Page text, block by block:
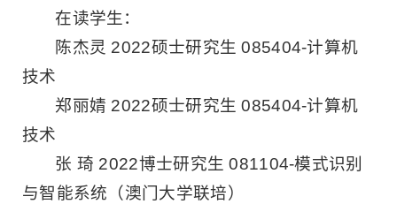
在读学生：
陈杰灵 2022硕士研究生 085404-计算机
技术
郑丽婧 2022硕士研究生 085404-计算机
技术
张 琦 2022博士研究生 081104-模式识别
与智能系统（澳门大学联培）